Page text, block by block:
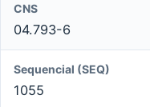
CNS
04.793-6
Sequencial (SEQ)
1055